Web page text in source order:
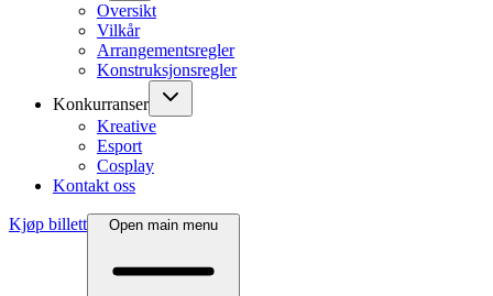
Oversikt
Vilkår
Arrangementsregler
Konstruksjonsregler
Konkurranser
Kreative
Esport
Cosplay
Kontakt oss
Kjøp billett Open main menu